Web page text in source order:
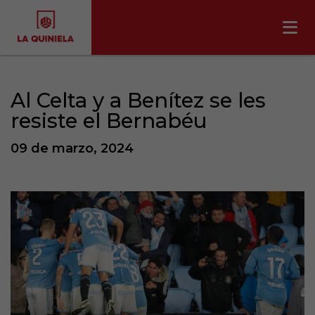
Al Celta y a Benítez se les
resiste el Bernabéu
09 de marzo, 2024